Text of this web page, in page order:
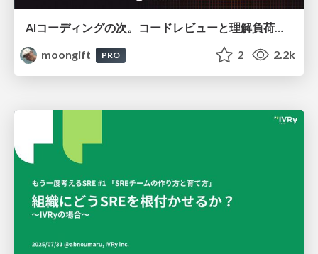
AIコーディングの次。コードレビューと理解負荷を解消して組織の開発生産性を高める
moongift
PRO 2 2.2k